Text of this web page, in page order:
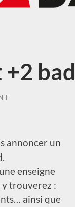
bad
annoncer un
enseigne
trouverez :
ainsi que